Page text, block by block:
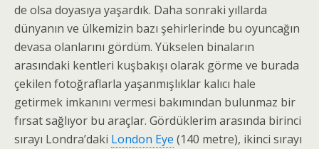
de olsa doyasıya yaşardık. Daha sonraki yıllarda
dünyanın ve ülkemizin bazı şehirlerinde bu oyuncağın
devasa olanlarını gördüm. Yükselen binaların
arasındaki kentleri kuşbakışı olarak görme ve burada
çekilen fotoğraflarla yaşanmışlıklar kalıcı hale
getirmek imkanını vermesi bakımından bulunmaz bir
fırsat sağlıyor bu araçlar. Gördüklerim arasında birinci
sırayı Londra’daki London Eye (140 metre), ikinci sırayı